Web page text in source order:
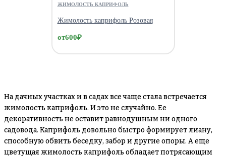
ЖИМОЛОСТЬ КАПРИФОЛЬ
Жимолость каприфоль Розовая
от600₽
На дачных участках и в садах все чаще стала встречается
жимолость каприфоль. И это не случайно. Ее
декоративность не оставит равнодушным ни одного
садовода. Каприфоль довольно быстро формирует лиану,
способную обвить беседку, забор и другие опоры. А еще
цветущая жимолость каприфоль обладает потрясающим